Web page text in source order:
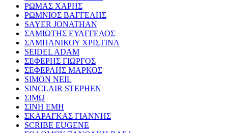
ΡΩΜΑΣ ΧΑΡΗΣ
ΡΩΜΝΙΟΣ ΒΑΓΓΕΛΗΣ
SAYER JONATHAN
ΣΑΜΙΩΤΗΣ ΕΥΑΓΓΕΛΟΣ
ΣΑΜΠΑΝΙΚΟΥ ΧΡΙΣΤΙΝΑ
SEIDEL ADAM
ΣΕΦΕΡΗΣ ΓΙΩΡΓΟΣ
ΣΕΦΕΡΛΗΣ ΜΑΡΚΟΣ
SIMON NEIL
SINCLAIR STEPHEN
ΣΙΜΩ
ΣΙΝΗ ΕΜΗ
ΣΚΑΡΑΓΚΑΣ ΓΙΑΝΝΗΣ
SCRIBE EUGENE